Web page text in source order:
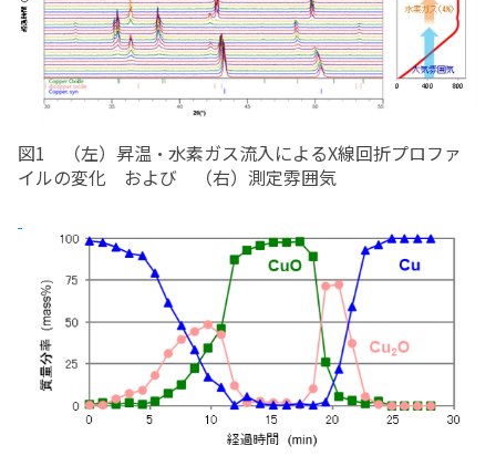
図1 （左）昇温・水素ガス流入によるX線回折プロファ
イルの変化 および （右）測定雰囲気